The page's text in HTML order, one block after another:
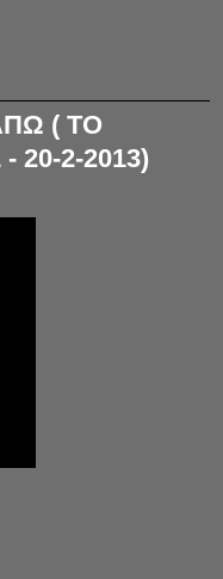
( ΤΟ
20-2-2013)